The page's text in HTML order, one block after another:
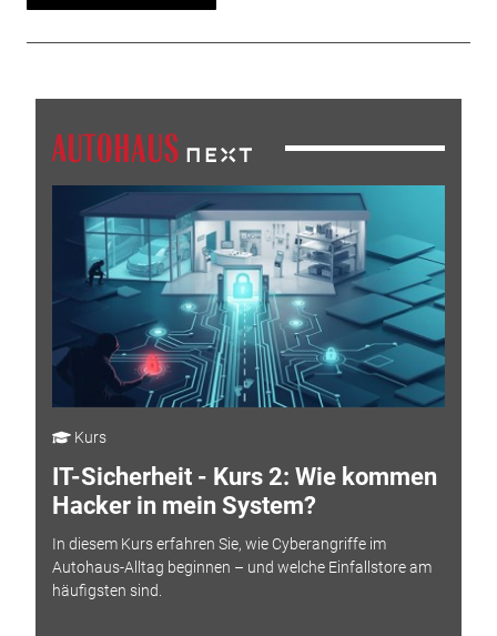
Kurs
IT-Sicherheit - Kurs 2: Wie kommen
Hacker in mein System?
In diesem Kurs erfahren Sie, wie Cyberangriffe im
Autohaus-Alltag beginnen – und welche Einfallstore am
häufigsten sind.